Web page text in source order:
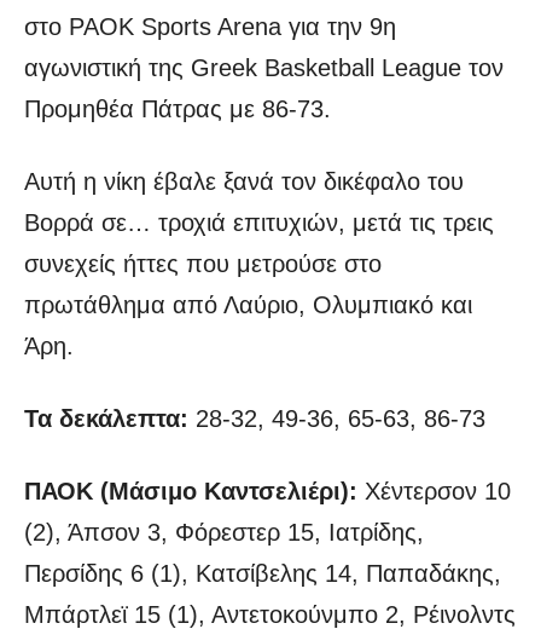
στο PAOK Sports Arena για την 9η
αγωνιστική της Greek Basketball League τον
Προμηθέα Πάτρας με 86-73.
Αυτή η νίκη έβαλε ξανά τον δικέφαλο του
Βορρά σε… τροχιά επιτυχιών, μετά τις τρεις
συνεχείς ήττες που μετρούσε στο
πρωτάθλημα από Λαύριο, Ολυμπιακό και
Άρη.
Τα δεκάλεπτα: 28-32, 49-36, 65-63, 86-73
ΠΑΟΚ (Μάσιμο Καντσελιέρι): Χέντερσον 10
(2), Άπσον 3, Φόρεστερ 15, Ιατρίδης,
Περσίδης 6 (1), Κατσίβελης 14, Παπαδάκης,
Μπάρτλεϊ 15 (1), Αντετοκούνμπο 2, Ρέινολντς